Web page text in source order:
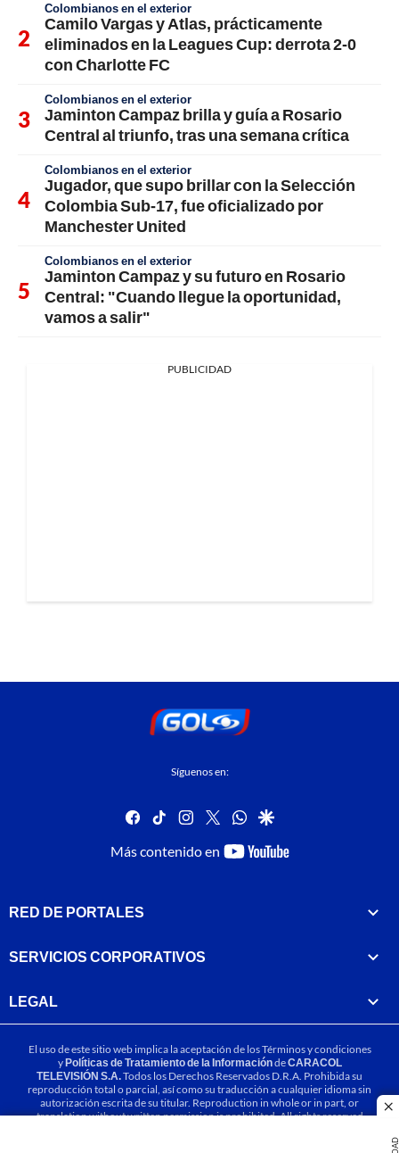
Colombianos en el exterior
Camilo Vargas y Atlas, prácticamente
eliminados en la Leagues Cup: derrota 2-0
con Charlotte FC
Colombianos en el exterior
Jaminton Campaz brilla y guía a Rosario
Central al triunfo, tras una semana crítica
Colombianos en el exterior
Jugador, que supo brillar con la Selección
Colombia Sub-17, fue oficializado por
Manchester United
Colombianos en el exterior
Jaminton Campaz y su futuro en Rosario
Central: "Cuando llegue la oportunidad,
vamos a salir"
PUBLICIDAD
Síguenos en:
facebook
tiktok instagram
twitterwhatsapp
google
Más contenido en
youtube-
RED DE PORTALES
SERVICIOS CORPORATIVOS
LEGAL
El uso de este sitio web implica la aceptación de losTérminos y condiciones
yPolíticas de Tratamiento de la InformacióndeCARACOL
TELEVISIÓN S.A.Todos los Derechos Reservados D.R.A. Prohibida su
reproducción total o parcial, así como su traducción a cualquier idioma sin
autorización escrita de su titular. Reproduction in whole or in part, or
translation without written permission is prohibited. All rights reserved